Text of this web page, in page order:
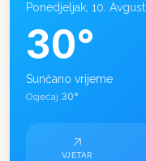
Ponedjeljak, 10. Avgust
30°
Sunčano vrijeme
Osjećaj 30°
VJETAR